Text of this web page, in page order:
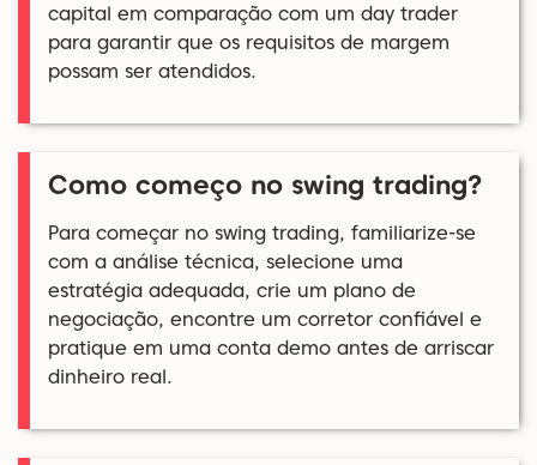
capital em comparação com um day trader
para garantir que os requisitos de margem
possam ser atendidos.
Como começo no swing trading?
Para começar no swing trading, familiarize-se
com a análise técnica, selecione uma
estratégia adequada, crie um plano de
negociação, encontre um corretor confiável e
pratique em uma conta demo antes de arriscar
dinheiro real.